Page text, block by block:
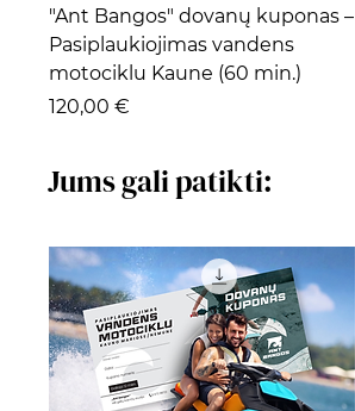
"Ant Bangos" dovanų kuponas –
Pasiplaukiojimas vandens
motociklu Kaune (60 min.)
Kaina
120,00 €
Jums gali patikti: